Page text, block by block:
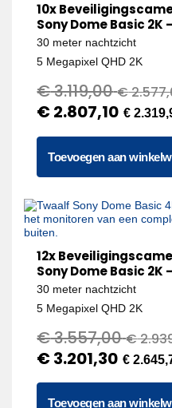
10x
Sony Dome Basic 2K
30 meter nachtzicht
5 Megapixel QHD 2K
€3.119,00 €
€2.807,10 €
Toevoegen aan
12x
Sony Dome Basic 2K
30 meter nachtzicht
5 Megapixel QHD 2K
€3.557,00 €
€3.201,30 €
Toevoegen aan